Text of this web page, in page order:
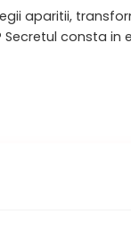
aparitii,
consta in